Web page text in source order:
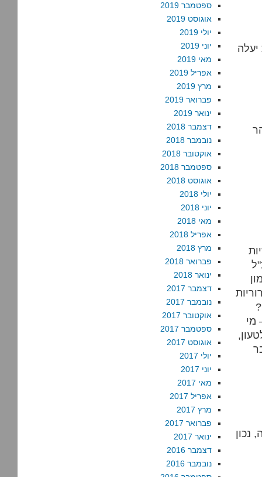
מי
ספטמבר 2019
אוגוסט 2019
יולי 2019
יוני 2019
מאי 2019
אפריל 2019
מרץ 2019
פברואר 2019
ינואר 2019
דצמבר 2018
נובמבר 2018
אוקטובר 2018
ספטמבר 2018
אוגוסט 2018
יולי 2018
יוני 2018
מאי 2018
אפריל 2018
מרץ 2018
פברואר 2018
ינואר 2018
דצמבר 2017
נובמבר 2017
אוקטובר 2017
ספטמבר 2017
אוגוסט 2017
יולי 2017
יוני 2017
מאי 2017
אפריל 2017
מרץ 2017
פברואר 2017
ינואר 2017
דצמבר 2016
נובמבר 2016